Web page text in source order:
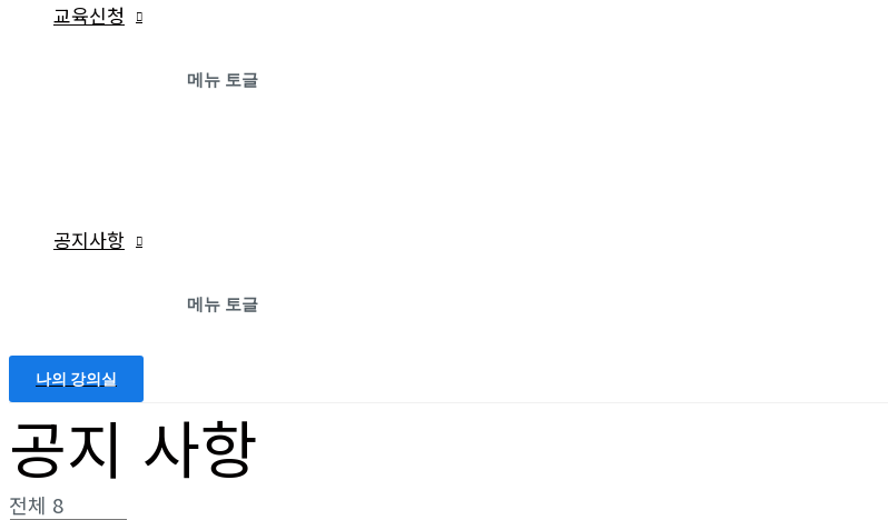
교육신청
메뉴 토글
공지사항
메뉴 토글
나의 강의실
공지 사항
전체 8